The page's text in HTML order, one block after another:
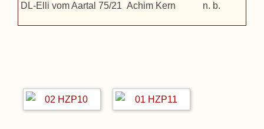
DL-Elli vom Aartal 75/21 Achim Kern n. b.